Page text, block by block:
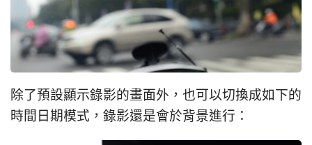
除了預設顯示錄影的畫面外，也可以切換成如下的
時間日期模式，錄影還是會於背景進行：